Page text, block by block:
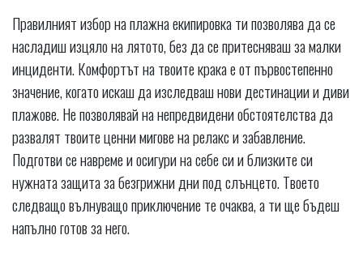
Правилният избор на плажна екипировка ти позволява да се
насладиш изцяло на лятото, без да се притесняваш за малки
инциденти. Комфортът на твоите крака е от първостепенно
значение, когато искаш да изследваш нови дестинации и диви
плажове. Не позволявай на непредвидени обстоятелства да
развалят твоите ценни мигове на релакс и забавление.
Подготви се навреме и осигури на себе си и близките си
нужната защита за безгрижни дни под слънцето. Твоето
следващо вълнуващо приключение те очаква, а ти ще бъдеш
напълно готов за него.